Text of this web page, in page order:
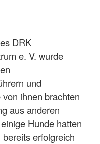
DRK
e. V. wurde
und
ihnen brachten
aus anderen
Hunde hatten
erfolgreich